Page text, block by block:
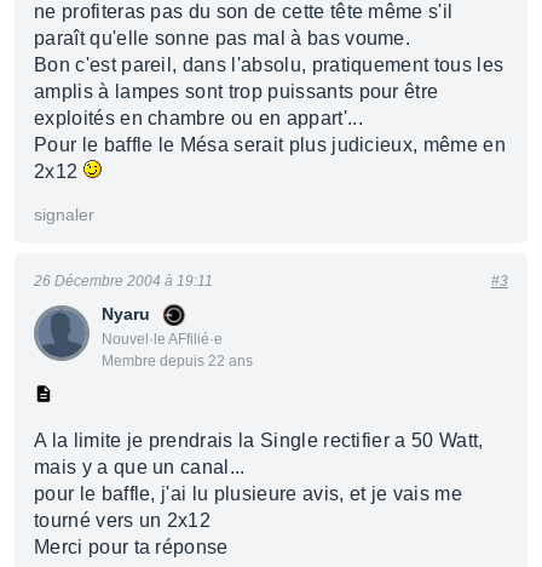
ne profiteras pas du son de cette tête même s'il
paraît qu'elle sonne pas mal à bas voume.
Bon c'est pareil, dans l'absolu, pratiquement tous les
amplis à lampes sont trop puissants pour être
exploités en chambre ou en appart'...
Pour le baffle le Mésa serait plus judicieux, même en
2x12
signaler
Nyaru
Nouvel·le AFfilié·e
Membre depuis 22 ans
26 Décembre 2004 à 19:11 #3
A la limite je prendrais la Single rectifier a 50 Watt,
mais y a que un canal...
pour le baffle, j'ai lu plusieure avis, et je vais me
tourné vers un 2x12
Merci pour ta réponse